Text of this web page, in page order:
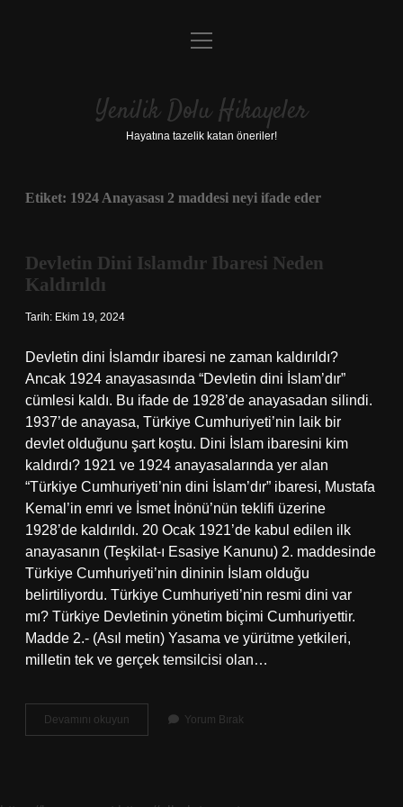
Anasayfa
Yasal Uyarı
menüyü
Yenilik Dolu Hikayeler
Hayatına tazelik katan öneriler!
Etiket: 1924 Anayasası 2 maddesi neyi ifade eder
Devletin Dini Islamdır Ibaresi Neden
Kaldırıldı
Tarih: Ekim 19, 2024
Devletin dini İslamdır ibaresi ne zaman kaldırıldı?
Ancak 1924 anayasasında “Devletin dini İslam’dır”
cümlesi kaldı. Bu ifade de 1928’de anayasadan silindi.
1937’de anayasa, Türkiye Cumhuriyeti’nin laik bir
devlet olduğunu şart koştu. Dini İslam ibaresini kim
kaldırdı? 1921 ve 1924 anayasalarında yer alan
“Türkiye Cumhuriyeti’nin dini İslam’dır” ibaresi, Mustafa
Kemal’in emri ve İsmet İnönü’nün teklifi üzerine
1928’de kaldırıldı. 20 Ocak 1921’de kabul edilen ilk
anayasanın (Teşkilat-ı Esasiye Kanunu) 2. maddesinde
Türkiye Cumhuriyeti’nin dininin İslam olduğu
belirtiliyordu. Türkiye Cumhuriyeti’nin resmi dini var
mı? Türkiye Devletinin yönetim biçimi Cumhuriyettir.
Madde 2.- (Asıl metin) Yasama ve yürütme yetkileri,
milletin tek ve gerçek temsilcisi olan…
Devamını okuyun Devletin
Dini
Yorum Bırak